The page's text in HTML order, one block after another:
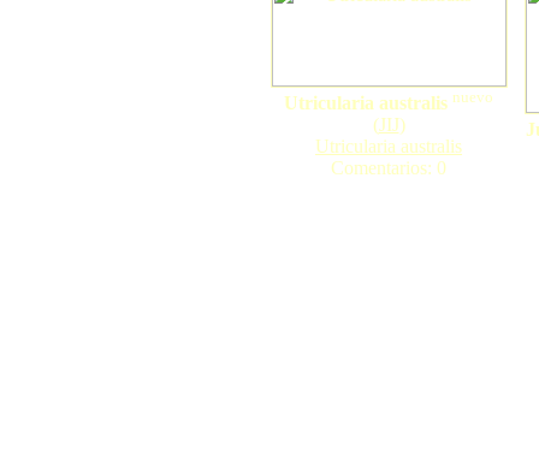
Utricularia australis nuevo
(JIJ)
Utricularia australis
Comentarios: 0